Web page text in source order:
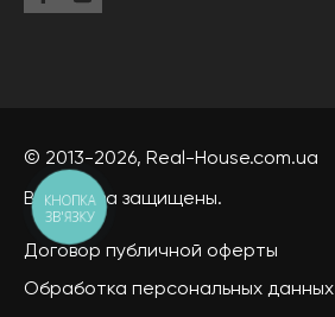
© 2013-2026, Real-House.com.ua
Все права защищены.
Договор публичной оферты
Обработка персональных данных
КНОПКА
ЗВ'ЯЗКУ